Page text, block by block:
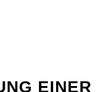
EINER